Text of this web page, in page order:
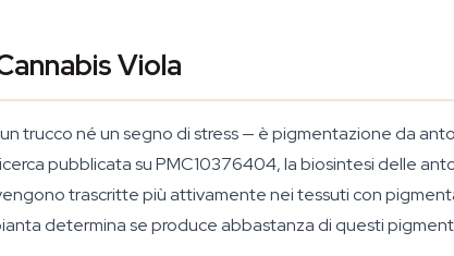
Viola
trucco né un segno di stress — è pigmentazione da
pubblicata su PMC10376404, la biosintesi delle
trascritte più attivamente nei tessuti con
determina se produce abbastanza di questi